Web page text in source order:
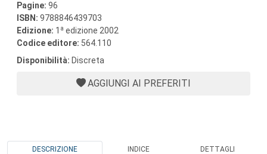
Pagine: 96
ISBN: 9788846439703
Edizione: 1 a edizione 2002
Codice editore: 564.110
Disponibilità: Discreta
AGGIUNGI AI PREFERITI
DESCRIZIONE INDICE DETTAGLI